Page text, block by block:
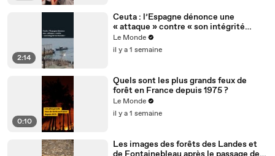
2:14
Ceuta : l’Espagne dénonce une
« attaque » contre « son intégrité
territoriale »
Le Monde
il y a 1 semaine
0:10
Quels sont les plus grands feux de
forêt en France depuis 1975 ?
Le Monde
il y a 1 semaine
Les images des forêts des Landes et